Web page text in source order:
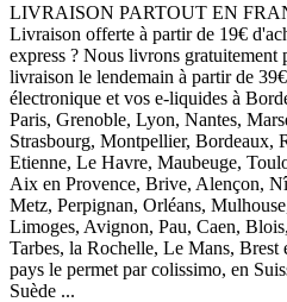
LIVRAISON PARTOUT EN
Livraison offerte à partir de 19€
express ? Nous livrons gratuitement
livraison le lendemain à partir de
électronique et vos e-liquides à
Paris, Grenoble, Lyon, Nantes,
Strasbourg, Montpellier, Bordeaux,
Etienne, Le Havre, Maubeuge,
Aix en Provence, Brive, Alençon,
Metz, Perpignan, Orléans,
Limoges, Avignon, Pau, Caen,
Tarbes, la Rochelle, Le Mans,
pays le permet par colissimo, en
Suède ...